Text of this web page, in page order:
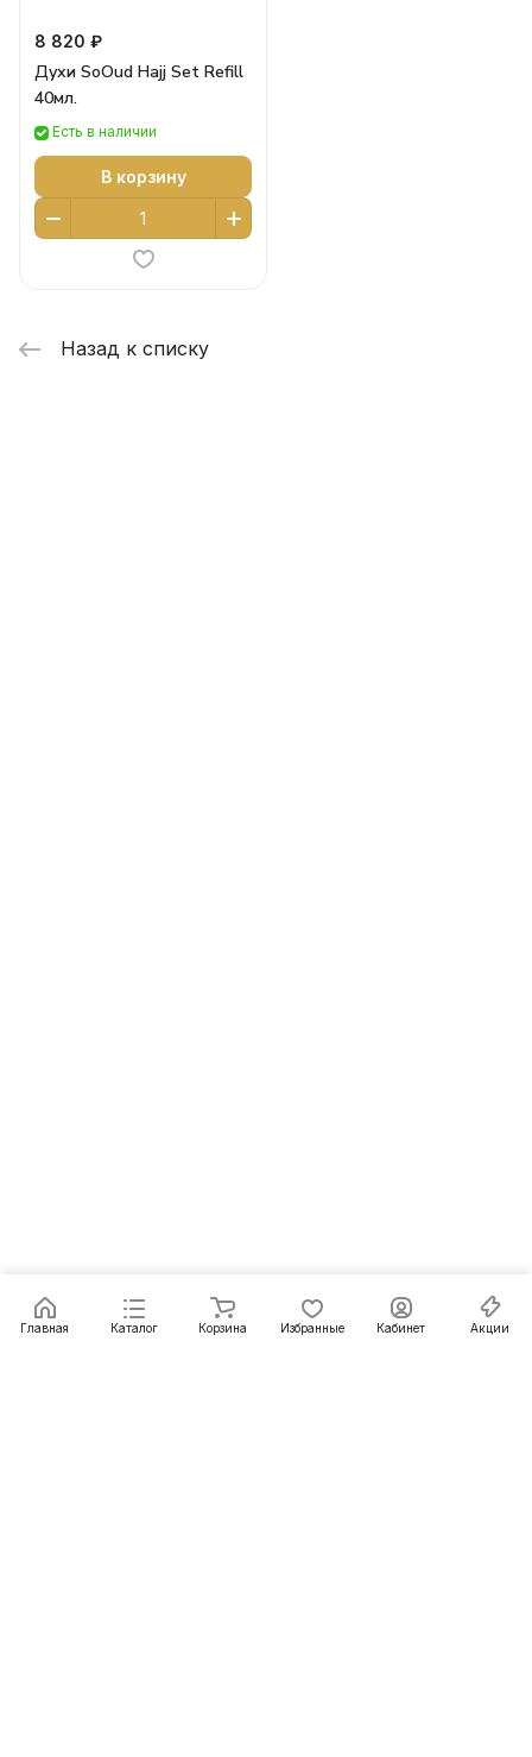
8 820 ₽
Духи SoOud Hajj Set Refill
40мл.
Есть в наличии
В корзину
Назад к списку
Главная Каталог Корзина Избранные Кабинет Акции